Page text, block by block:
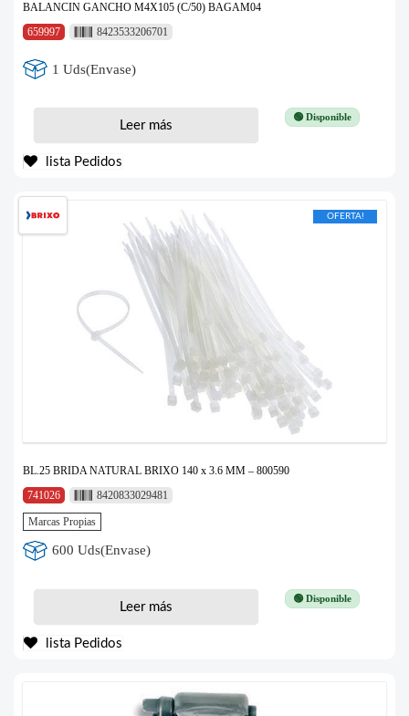
BALANCIN GANCHO M4X105 (C/50) BAGAM04
659997
8423533206701
1 Uds(Envase)
🟢 Disponible
Leer más
lista Pedidos
OFERTA!
BL.25 BRIDA NATURAL BRIXO 140 x 3.6 MM – 800590
741026
8420833029481
Marcas Propias
600 Uds(Envase)
🟢 Disponible
Leer más
lista Pedidos